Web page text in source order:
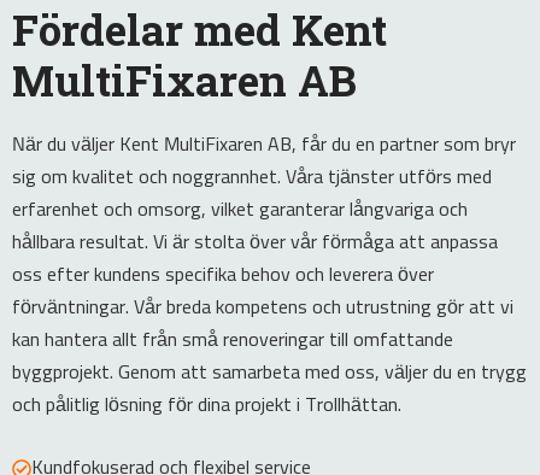
Fördelar med Kent
MultiFixaren AB
När du väljer Kent MultiFixaren AB, får du en partner som bryr
sig om kvalitet och noggrannhet. Våra tjänster utförs med
erfarenhet och omsorg, vilket garanterar långvariga och
hållbara resultat. Vi är stolta över vår förmåga att anpassa
oss efter kundens specifika behov och leverera över
förväntningar. Vår breda kompetens och utrustning gör att vi
kan hantera allt från små renoveringar till omfattande
byggprojekt. Genom att samarbeta med oss, väljer du en trygg
och pålitlig lösning för dina projekt i Trollhättan.
Kundfokuserad och flexibel service